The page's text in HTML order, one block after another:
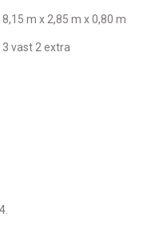
8,15 m x 2,85 m x 0,80 m
3 vast 2 extra